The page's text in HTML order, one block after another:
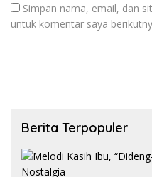
Simpan nama, email, dan
untuk komentar saya
Berita Terpopuler